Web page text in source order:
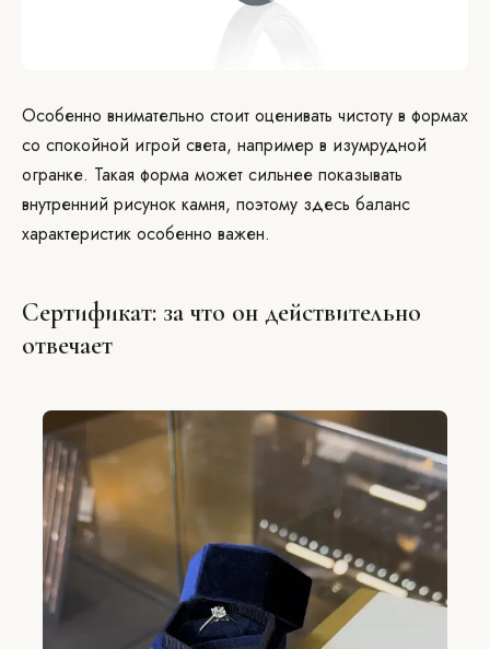
Особенно внимательно стоит оценивать чистоту в формах
со спокойной игрой света, например в изумрудной
огранке. Такая форма может сильнее показывать
внутренний рисунок камня, поэтому здесь баланс
характеристик особенно важен.
Сертификат: за что он действительно
отвечает